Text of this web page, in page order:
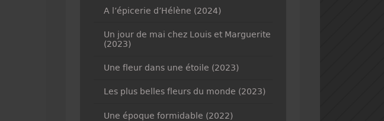
A l’épicerie d’Hélène (2024)
Un jour de mai chez Louis et Marguerite
(2023)
Une fleur dans une étoile (2023)
Les plus belles fleurs du monde (2023)
Une époque formidable (2022)